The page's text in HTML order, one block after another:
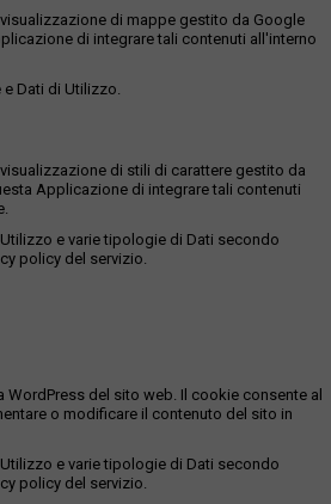
di mappe gestito da Google
di integrare tali contenuti all'interno
e Dati di Utilizzo.
di stili di carattere gestito da
Applicazione di integrare tali contenuti
e varie tipologie di Dati secondo
policy del servizio.
del sito web. Il cookie consente al
o modificare il contenuto del sito in
e varie tipologie di Dati secondo
policy del servizio.